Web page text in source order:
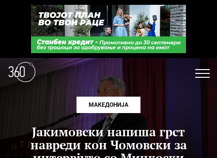
МАКЕДОНИЈА
Јакимовски напиша грст
навреди кон Чомовски за